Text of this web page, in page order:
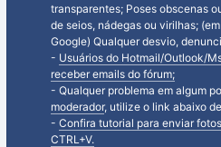
transparentes; Poses obscenas
de seios, nádegas ou virilhas;
Google) Qualquer desvio,
- Usuários do Hotmail/Outlook/
receber emails do fórum;
- Qualquer problema em algum
moderador, utilize o link abaixo
- Confira tutorial para enviar
CTRL+V.